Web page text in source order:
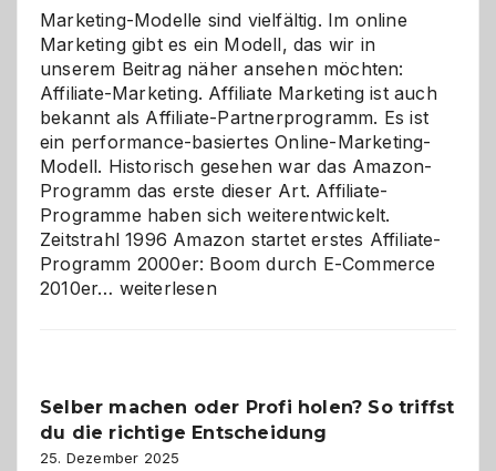
Marketing-Modelle sind vielfältig. Im online
Marketing gibt es ein Modell, das wir in
unserem Beitrag näher ansehen möchten:
Affiliate-Marketing. Affiliate Marketing ist auch
bekannt als Affiliate-Partnerprogramm. Es ist
ein performance-basiertes Online-Marketing-
Modell. Historisch gesehen war das Amazon-
Programm das erste dieser Art. Affiliate-
Programme haben sich weiterentwickelt.
Zeitstrahl 1996 Amazon startet erstes Affiliate-
Programm 2000er: Boom durch E-Commerce
2010er… Affiliate-
Herausforderungen
und
Zukunft
weiterlesen
Selber machen oder Profi holen? So triffst
du die richtige Entscheidung
25. Dezember 2025